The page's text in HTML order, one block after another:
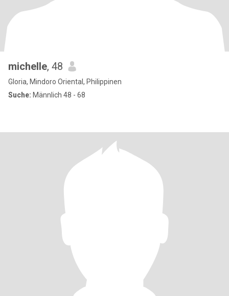
michelle, 48
Gloria, Mindoro Oriental, Philippinen
Suche: Männlich 48 - 68